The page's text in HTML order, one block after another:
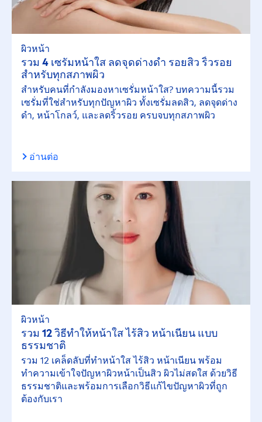
ผิวหน้า
รวม 4 เซรั่มหน้าใส ลดจุดด่างดำ รอยสิว ริ้วรอย
สำหรับทุกสภาพผิว
สำหรับคนที่กำลังมองหาเซรั่มหน้าใส? บทความนี้รวม
เซรั่มที่ใช่สำหรับทุกปัญหาผิว ทั้งเซรั่มลดสิว, ลดจุดด่าง
ดำ, หน้าโกลว์, และลดริ้วรอย ครบจบทุกสภาพผิว
อ่านต่อ
ผิวหน้า
รวม 12 วิธีทำให้หน้าใส ไร้สิว หน้าเนียน แบบ
ธรรมชาติ
รวม 12 เคล็ดลับที่ทำหน้าใส ไร้สิว หน้าเนียน พร้อม
ทำความเข้าใจปัญหาผิวหน้าเป็นสิว ผิวไม่สดใส ด้วยวิธี
ธรรมชาติและพร้อมการเลือกวิธีแก้ไขปัญหาผิวที่ถูก
ต้องกับเรา